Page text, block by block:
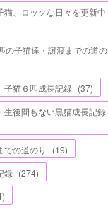
、ロックな日々を更新中
の子猫達・譲渡までの道の
猫６匹成長記録 (37)
後間もない黒猫成長記録
の道のり
(19)
録 (274)
)